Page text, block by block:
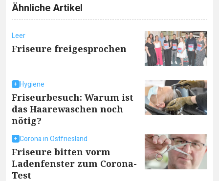
Ähnliche Artikel
Leer
Friseure freigesprochen
Hygiene
Friseurbesuch: Warum ist
das Haarewaschen noch
nötig?
Corona in Ostfriesland
Friseure bitten vorm
Ladenfenster zum Corona-
Test